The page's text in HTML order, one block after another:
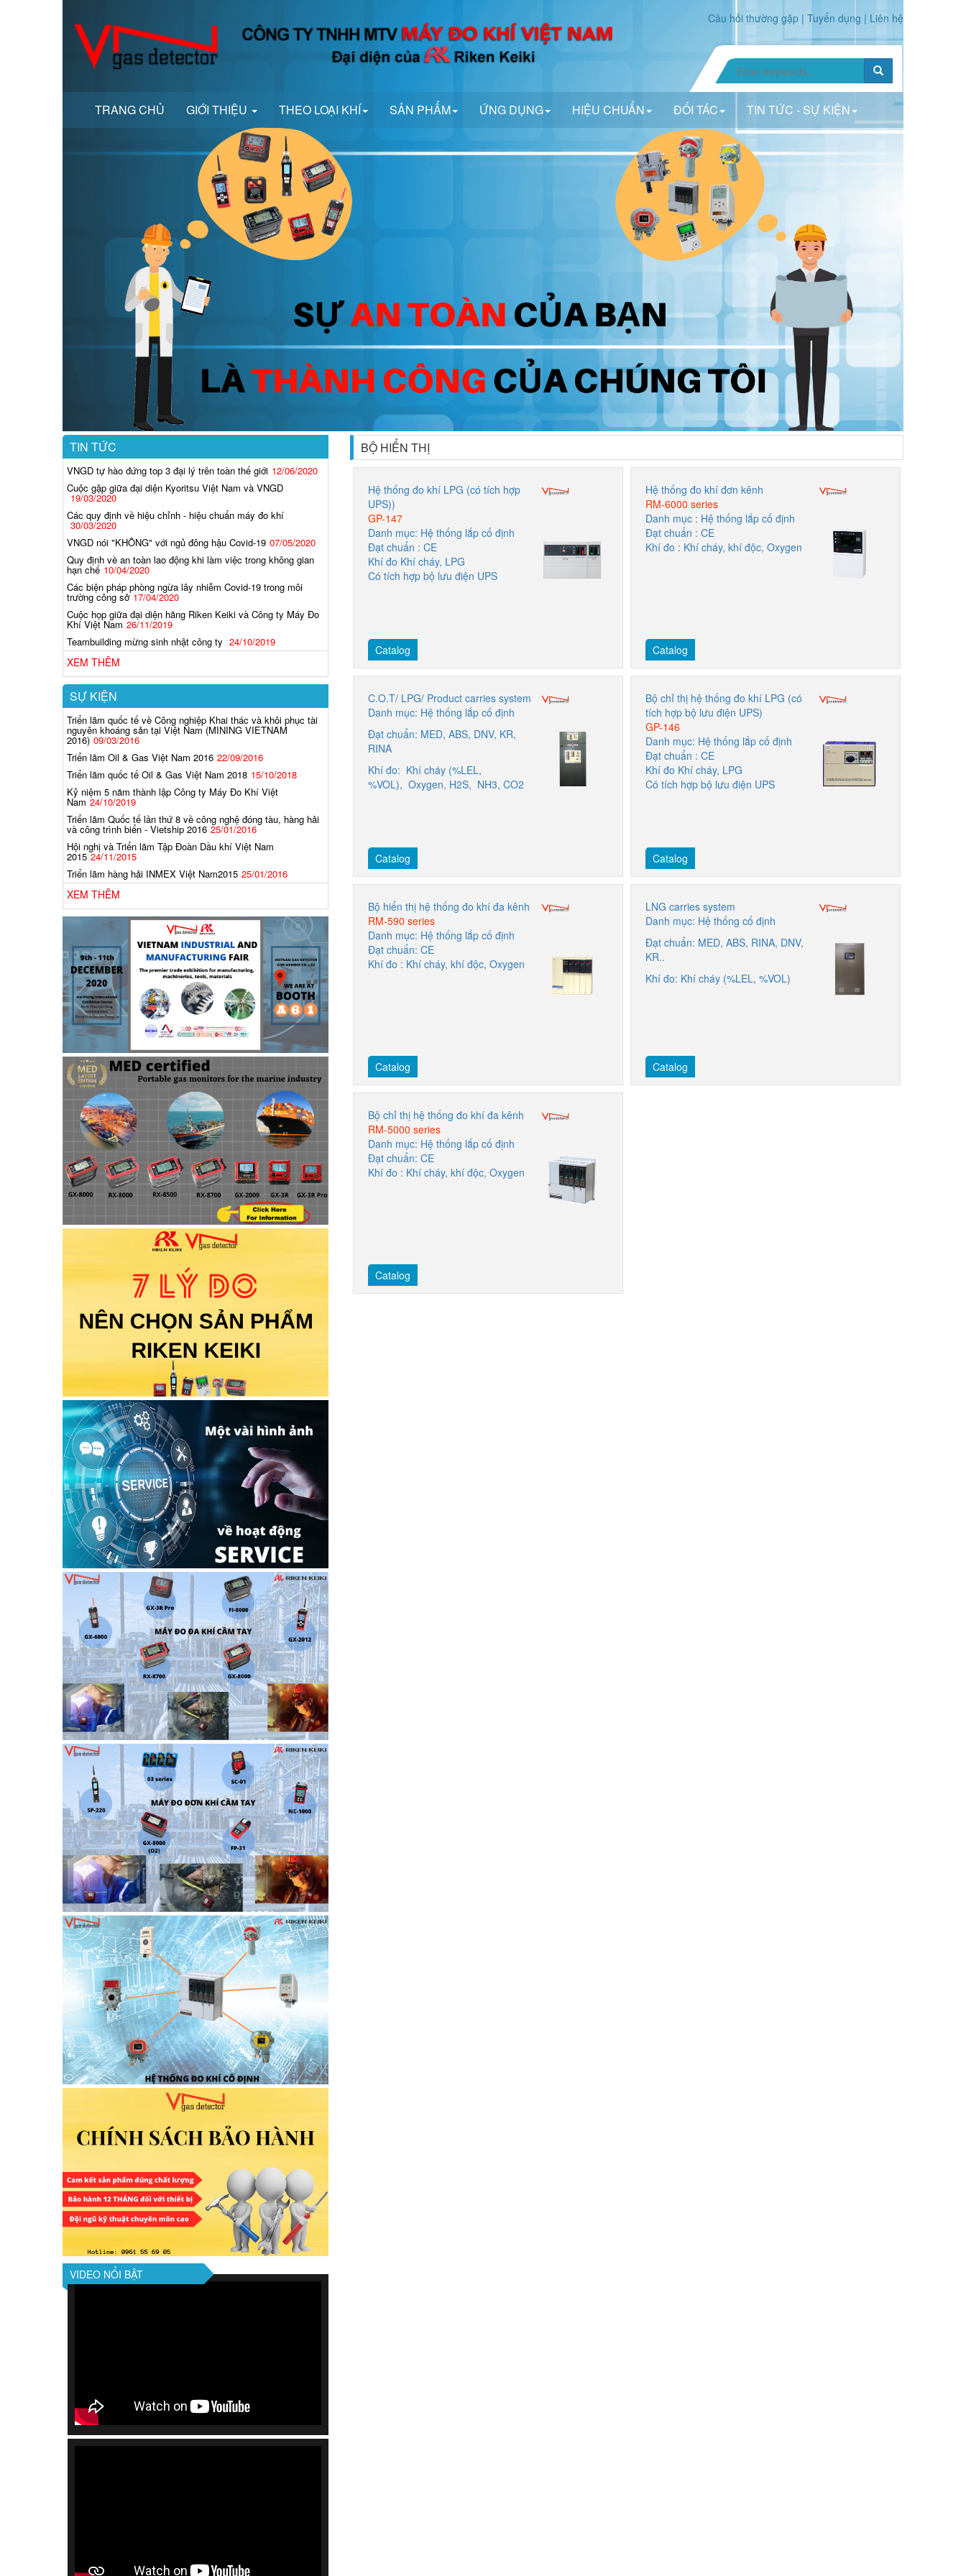
Câu hỏi thường gặp | Tuyển dụng | Liên hệ
TRANG CHỦ GIỚI THIỆU THEO LOẠI KHÍ SẢN PHẨM ỨNG DỤNG HIỆU CHUẨN ĐỐI TÁC TIN TỨC - SỰ KIỆN
TIN TỨC
VNGD tự hào đứng top 3 đại lý trên toàn thế giới 12/06/2020
Cuộc gặp giữa đại diện Kyoritsu Việt Nam và VNGD
19/03/2020
Các quy định về hiệu chỉnh - hiệu chuẩn máy đo khí
30/03/2020
VNGD nói "KHÔNG" với ngủ đông hậu Covid-19 07/05/2020
Quy định về an toàn lao động khi làm việc trong không gian
hạn chế 10/04/2020
Các biện pháp phòng ngừa lây nhiễm Covid-19 trong môi
trường công sở 17/04/2020
Cuộc họp giữa đại diện hãng Riken Keiki và Công ty Máy Đo
Khí Việt Nam 26/11/2019
Teambuilding mừng sinh nhật công ty 24/10/2019
XEM THÊM
SỰ KIỆN
Triển lãm quốc tế về Công nghiệp Khai thác và khôi phục tài
nguyên khoáng sản tại Việt Nam (MINING VIETNAM
2016) 09/03/2016
Triển lãm Oil & Gas Việt Nam 2016 22/09/2016
Triển lãm quốc tế Oil & Gas Việt Nam 2018 15/10/2018
Kỷ niệm 5 năm thành lập Công ty Máy Đo Khí Việt
Nam 24/10/2019
Triển lãm Quốc tế lần thứ 8 về công nghệ đóng tàu, hàng hải
và công trình biển - Vietship 2016 25/01/2016
Hội nghị và Triển lãm Tập Đoàn Dầu khí Việt Nam
2015 24/11/2015
Triển lãm hàng hải INMEX Việt Nam2015 25/01/2016
XEM THÊM
VIDEO NỔI BẬT
BỘ HIỂN THỊ
Hệ thống đo khí LPG (có tích hợp
UPS))
GP-147
Danh mục: Hệ thống lắp cố định
Đạt chuẩn : CE
Khí đo Khí cháy, LPG
Có tích hợp bộ lưu điện UPS
Catalog
Hệ thống đo khí đơn kênh
RM-6000 series
Danh mục : Hệ thống lắp cố định
Đạt chuẩn : CE
Khí đo : Khí cháy, khí độc, Oxygen
Catalog
C.O.T/ LPG/ Product carries system
Danh mục: Hệ thống lắp cố định
Đạt chuẩn: MED, ABS, DNV, KR,
RINA
Khí đo: Khí cháy (%LEL,
%VOL), Oxygen, H2S, NH3, CO2
Catalog
Bộ chỉ thị hệ thống đo khí LPG (có
tích hợp bộ lưu điện UPS)
GP-146
Danh mục: Hệ thống lắp cố định
Đạt chuẩn : CE
Khí đo Khí cháy, LPG
Có tích hợp bộ lưu điện UPS
Catalog
Bộ hiển thị hệ thống đo khí đa kênh
RM-590 series
Danh mục: Hệ thống lắp cố định
Đạt chuẩn: CE
Khí đo : Khí cháy, khí độc, Oxygen
Catalog
LNG carries system
Danh mục: Hệ thống cố định
Đạt chuẩn: MED, ABS, RINA, DNV,
KR..
Khí đo: Khí cháy (%LEL, %VOL)
Catalog
Bộ chỉ thị hệ thống đo khí đa kênh
RM-5000 series
Danh mục: Hệ thống lắp cố định
Đạt chuẩn: CE
Khí đo : Khí cháy, khí độc, Oxygen
Catalog